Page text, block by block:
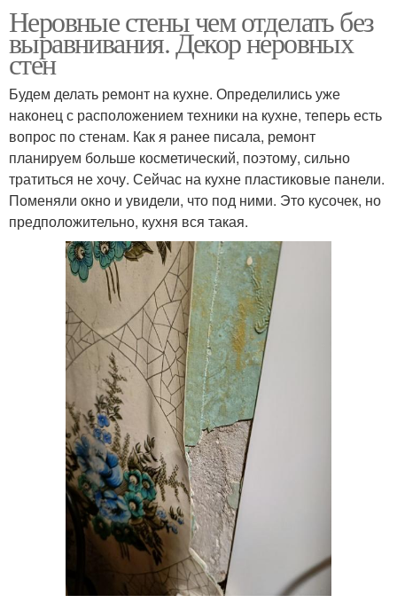
Неровные стены чем отделать без
выравнивания. Декор неровных
стен
Будем делать ремонт на кухне. Определились уже
наконец с расположением техники на кухне, теперь есть
вопрос по стенам. Как я ранее писала, ремонт
планируем больше косметический, поэтому, сильно
тратиться не хочу. Сейчас на кухне пластиковые панели.
Поменяли окно и увидели, что под ними. Это кусочек, но
предположительно, кухня вся такая.